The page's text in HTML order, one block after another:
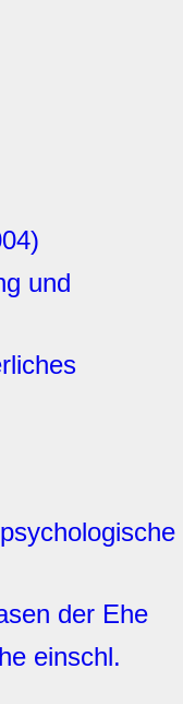
und
der Ehe
einschl.